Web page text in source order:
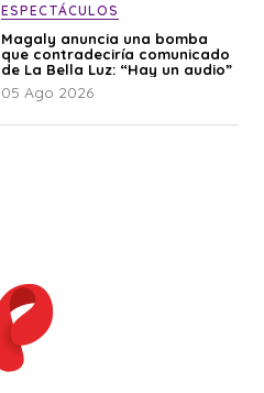
ESPECTÁCULOS
Magaly anuncia una bomba
que contradeciría comunicado
de La Bella Luz: “Hay un audio”
05 Ago 2026